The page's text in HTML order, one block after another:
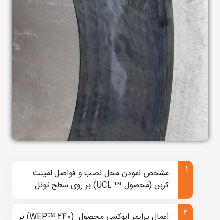
کنند.
تخریب دیواره تونل
یکی از آسیب‌هایی که همواره سازه تونل را تهدید
می‌کند تخریب دیواره تونل است. در برخی مواقع دیواره
تونل‌ها ﺑﻪ دﻻﯾﻞ ﻣﺨﺘلفی از ﺟﻤﻠﻪ ﺧﻄﺎﻫﺎی ﻃﺮاﺣﯽ،
آﺳﯿﺐ دﯾﺪﮔﯽ ﻧﺎﺷﯽ از ﺑﻼﯾﺎی ﻃﺒﯿﻌﯽ، ﺧﻄﺎﻫﺎی اﺟﺮاﯾﯽ،
اﻋﻤﺎل ﺑﺎرﻫﺎﯾﯽ ﺑﯿﺶ از ﺑﺎرﻫﺎی ﭘﯿﺶ ﺑﯿﻨﯽ ﺷﺪه و …
مقاومت خود را از دست داده و دچار آسیب می‌شوند
اینجاست که بحث مقاوم‌سازی سازه پیش‌ میاید.
مقاوم سازی دیواره تونل
به منظور مقاوم سازی نخست، به کمک تحلیل سازه و
نمودار رانکین نقاطی که دارای بیشترین تنش هستند و
یا به عبارتی کمترین مقاومت را دارند شناسایی شده
مشخص نمودن محل نصب و فواصل لمینت
کربن (محصول ™ UCL) بر روی سطح تونل
اعمال پرایمر اپوکسی محصول (WEP™ 240) بر